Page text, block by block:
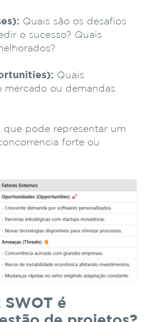
Quais são os desafios
o sucesso? Quais
Quais
mercado ou demandas
que pode representar um
forte ou
SWOT é